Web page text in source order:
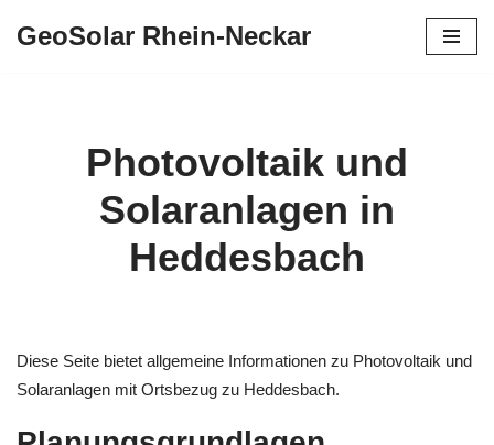
GeoSolar Rhein-Neckar
Photovoltaik und
Solaranlagen in
Heddesbach
Diese Seite bietet allgemeine Informationen zu Photovoltaik und
Solaranlagen mit Ortsbezug zu Heddesbach.